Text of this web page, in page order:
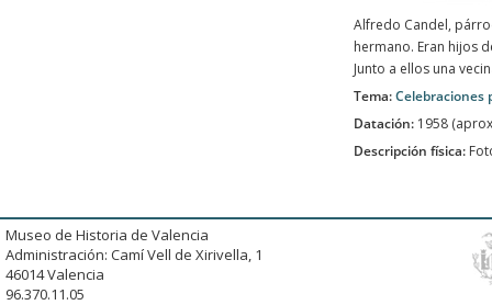
Alfredo Candel,
hermano. Eran hijos
Junto a ellos una
Tema:Celebraciones
Datación: 1958
Descripción física:
Museo de Historia de Valencia
Administración: Camí Vell de Xirivella, 1
46014 Valencia
96.370.11.05